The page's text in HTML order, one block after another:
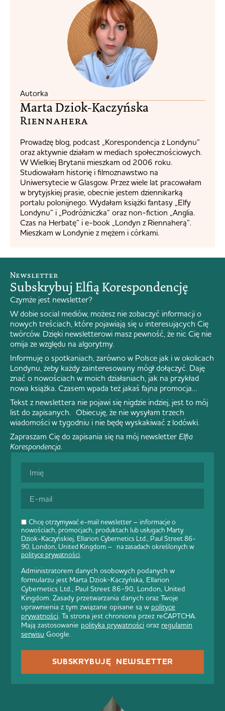
Autorka
Marta Dziok-Kaczyńska
Riennahera​
Prowadzę blog, podcast „Korespondencja z Londynu”
oraz aktywnie działam w mediach społecznościowych.
W Wielkiej Brytanii mieszkam od 2006 roku.
Studiowałam historię i filmoznawstwo na
Uniwersytecie w Glasgow. Przez wiele lat pracowałam
w brytyjskiej prasie, obecnie jestem dziennikarką
portalu polonijnego. Wydałam książki fantasy „Elfy
Londynu” i „Podróżniczka” oraz non-fiction „Anglia.
Czas na Herbatę” i e-book „Londyn z Riennaherą”.
Mieszkam w Londynie z mężem i córkami.
Chcę otrzymywać e-mail newsletter – informacje o
nowościach, promocjach, produktach lub usługach Marty
Dziok-Kaczyńskiej, Ellarion Cybernetics Ltd., Paul Street 86-
90, London, United Kingdom – na zasadach określonych w
polityce prywatności.
Administratorem danych osobowych podanych w
formularzu jest Marta Dziok-Kaczyńska, Ellarion
Cybernetics Ltd., Paul Street 86-90, London, United
Kingdom. Zasady przetwarzania danych oraz Twoje
uprawnienia z tym związane opisane są w polityce
prywatności. Ta strona jest chroniona przez reCAPTCHA.
Mają zastosowanie polityka prywatności oraz regulamin
serwisu Google.
SUBSKRYBUJĘ NEWSLETTER
Newsletter
Subskrybuj Elfią Korespondencję
Czymże jest newsletter?
W dobie social mediów, możesz nie zobaczyć informacji o
nowych treściach, które pojawiają się u interesujących Cię
twórców. Dzięki newsletterowi masz pewność, że nic Cię nie
omija ze względu na algorytmy.
Informuję o spotkaniach, zarówno w Polsce jak i w okolicach
Londynu, żeby każdy zainteresowany mógł dołączyć. Daję
znać o nowościach w moich działaniach, jak na przykład
nowa książka. Czasem wpada też jakaś fajna promocja…
Tekst z newslettera nie pojawi się nigdzie indziej, jest to mój
list do zapisanych. Obiecuję, że nie wysyłam trzech
wiadomości w tygodniu i nie będę wyskakiwać z lodówki.
Zapraszam Cię do zapisania się na mój newsletter Elfia
Korespondencja.